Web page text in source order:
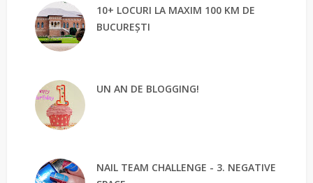
10+ LOCURI LA MAXIM 100 KM DE
BUCUREȘTI
UN AN DE BLOGGING!
NAIL TEAM CHALLENGE - 3. NEGATIVE